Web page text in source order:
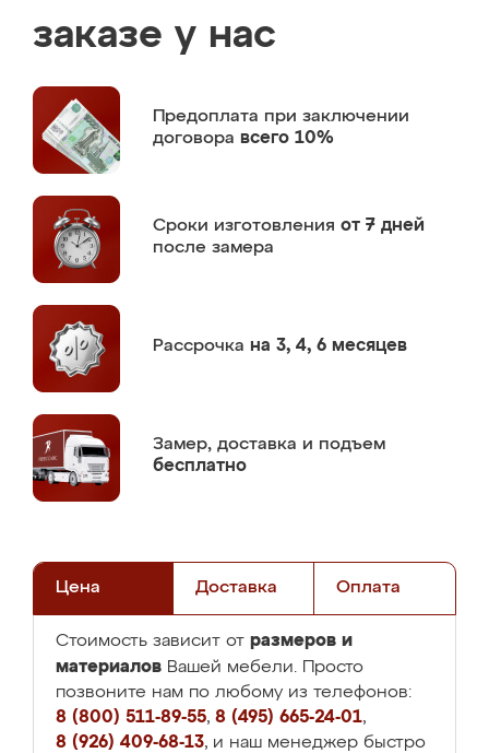
заказе у нас
Предоплата при заключении
договора всего 10%
Сроки изготовления от 7 дней
после замера
Рассрочка на 3, 4, 6 месяцев
Замер, доставка и подъем
бесплатно
Цена Доставка Оплата
Стоимость зависит от размеров и
материалов Вашей мебели. Просто
позвоните нам по любому из телефонов:
8 (800) 511-89-55, 8 (495) 665-24-01,
8 (926) 409-68-13, и наш менеджер быстро